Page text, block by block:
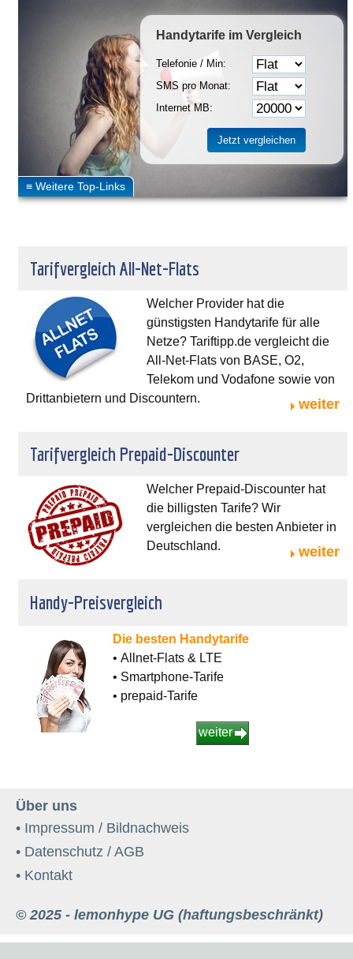
Handytarife im Vergleich
Telefonie / Min:
SMS pro Monat:
Internet MB:
Tarifvergleich All-Net-Flats
Welcher Provider hat die
günstigsten Handytarife für alle
Netze? Tariftipp.de vergleicht die
All-Net-Flats von BASE, O2,
Telekom und Vodafone sowie von
Drittanbietern und Discountern.
weiter
Tarifvergleich Prepaid-Discounter
Welcher Prepaid-Discounter hat
die billigsten Tarife? Wir
vergleichen die besten Anbieter in
Deutschland.
weiter
Handy-Preisvergleich
Die besten Handytarife
• Allnet-Flats & LTE
• Smartphone-Tarife
• prepaid-Tarife
weiter
Über uns
• Impressum / Bildnachweis
• Datenschutz / AGB
• Kontakt
© 2025 - lemonhype UG (haftungsbeschränkt)